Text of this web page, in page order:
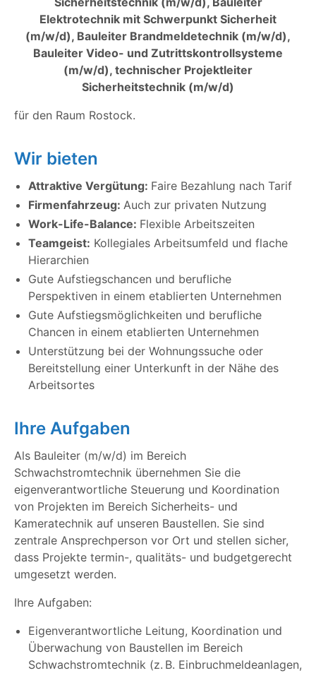
Elektrotechnik mit Schwerpunkt Sicherheit
(m/w/d), Bauleiter Brandmeldetechnik (m/w/d),
Bauleiter Video- und Zutrittskontrollsysteme
(m/w/d), technischer Projektleiter
Sicherheitstechnik (m/w/d)
für den Raum Rostock.
Wir bieten
Attraktive Vergütung: Faire Bezahlung nach Tarif
Firmenfahrzeug: Auch zur privaten Nutzung
Work-Life-Balance: Flexible Arbeitszeiten
Teamgeist: Kollegiales Arbeitsumfeld und flache
Hierarchien
Gute Aufstiegschancen und berufliche
Perspektiven in einem etablierten Unternehmen
Gute Aufstiegsmöglichkeiten und berufliche
Chancen in einem etablierten Unternehmen
Unterstützung bei der Wohnungssuche oder
Bereitstellung einer Unterkunft in der Nähe des
Arbeitsortes
Ihre Aufgaben
Als Bauleiter (m/w/d) im Bereich
Schwachstromtechnik übernehmen Sie die
eigenverantwortliche Steuerung und Koordination
von Projekten im Bereich Sicherheits- und
Kameratechnik auf unseren Baustellen. Sie sind
zentrale Ansprechperson vor Ort und stellen sicher,
dass Projekte termin-, qualitäts- und budgetgerecht
umgesetzt werden.
Ihre Aufgaben:
Eigenverantwortliche Leitung, Koordination und
Überwachung von Baustellen im Bereich
Schwachstromtechnik (z. B. Einbruchmeldeanlagen,